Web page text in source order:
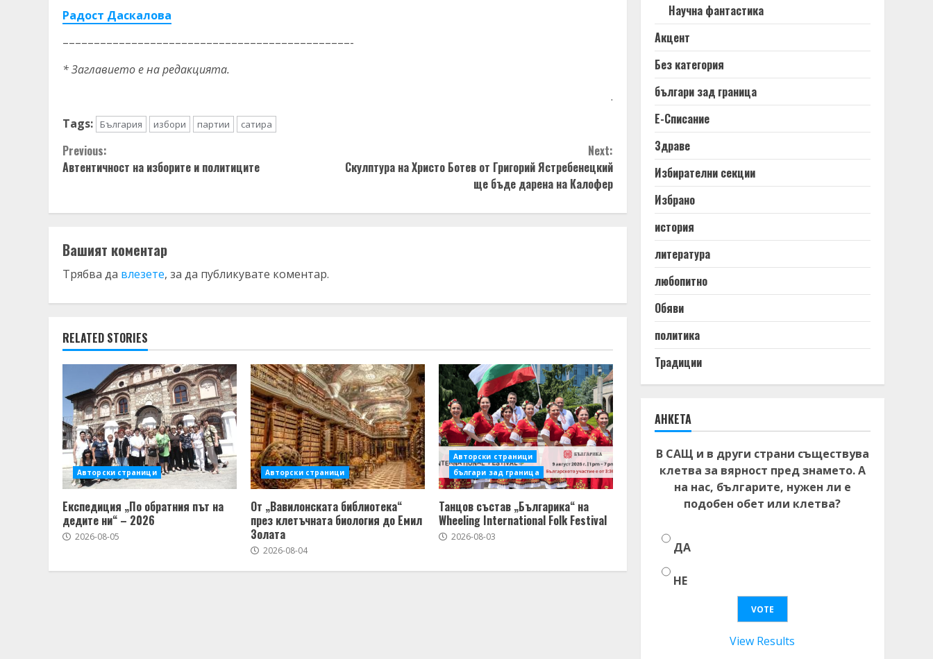
Радост Даскалова
––––––––––––––––––––––––––––––––––––––––––––––-
* Заглавието е на редакцията.
.
Tags:
България избори партии сатира
Continue
Reading
Previous:
Автентичност на изборите и политиците
Next:
Скулптура на Христо Ботев от Григорий Ястребенецкий
ще бъде дарена на Калофер
Вашият коментар
Трябва да влезете, за да публикувате коментар.
RELATED STORIES
Авторски страници
Експедиция „По обратния път на
дедите ни“ – 2026
2026-08-05
Авторски страници
От „Вавилонската библиотека“
през клетъчната биология до Емил
Золата
2026-08-04
Авторски страници
българи зад граница
Танцов състав „Българика“ на
Wheeling International Folk Festival
2026-08-03
Научна фантастика
Акцент
Без категория
българи зад граница
Е-Списание
Здраве
Избирателни секции
Избрано
история
литература
любопитно
Обяви
политика
Традиции
АНКЕТА
В САЩ и в други страни съществува
клетва за вярност пред знамето. А
на нас, българите, нужен ли е
подобен обет или клетва?
ДА
НЕ
View Results